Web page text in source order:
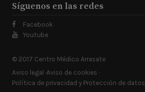
Síguenos en las redes
Facebook
Youtube
© 2017 Centro Médico Arrasate
Aviso legal
Aviso de cookies
Política de privacidad y Protección de datos